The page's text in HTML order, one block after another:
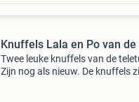
Knuffels Lala en Po van
Twee leuke knuffels van de
Zijn nog als nieuw. De knuffels